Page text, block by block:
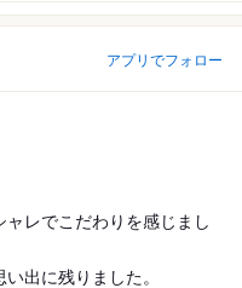
アプリでフォロー
レでこだわりを感じまし
出に残りました。